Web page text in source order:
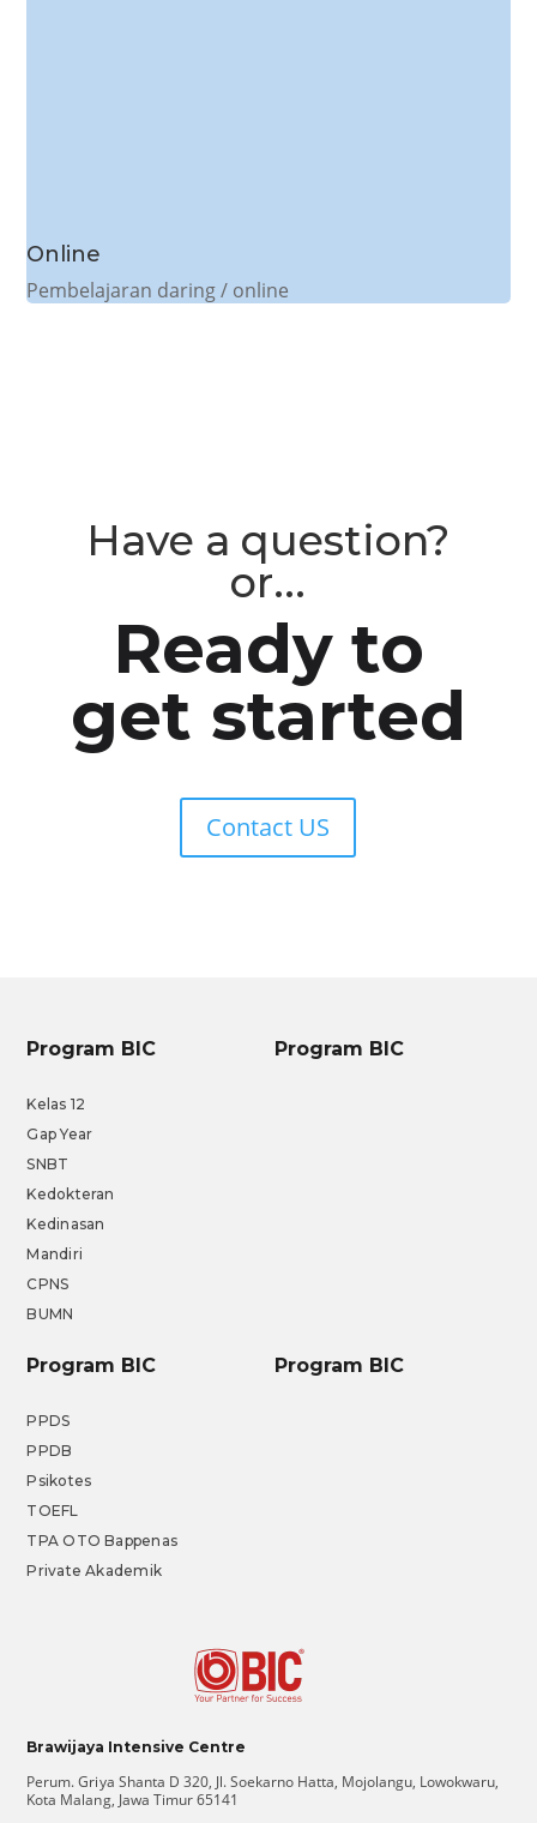
Online
Pembelajaran daring / online
Have a question?
or...
Ready to
get started
Contact US
Program BIC
Kelas 12
Gap Year
SNBT
Kedokteran
Kedinasan
Mandiri
CPNS
BUMN
Program BIC
Program BIC
PPDS
PPDB
Psikotes
TOEFL
TPA OTO Bappenas
Private Akademik
Program BIC
Brawijaya Intensive Centre
Perum. Griya Shanta D 320, Jl. Soekarno Hatta, Mojolangu, Lowokwaru,
Kota Malang, Jawa Timur 65141